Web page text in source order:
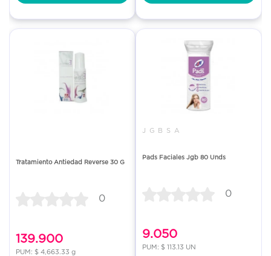
Tratamiento Antiedad Reverse 30 G
0
139.900
PUM: $ 4,663.33 g
J G B S A
Pads Faciales Jgb 80 Unds
0
9.050
PUM: $ 113.13 UN